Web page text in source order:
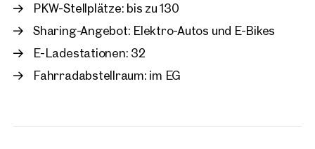
PKW-Stellplätze: bis zu 130
Sharing-Angebot: Elektro-Autos und E-Bikes
E-Ladestationen: 32
Fahrradabstellraum: im EG